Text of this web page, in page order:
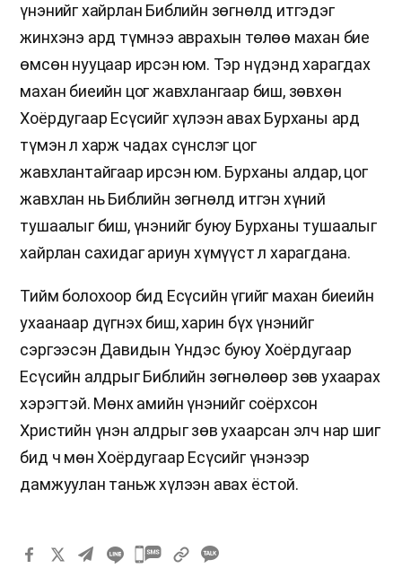
үнэнийг хайрлан Библийн зөгнөлд итгэдэг
жинхэнэ ард түмнээ аврахын төлөө махан бие
өмсөн нууцаар ирсэн юм. Тэр нүдэнд харагдах
махан биеийн цог жавхлангаар биш, зөвхөн
Хоёрдугаар Есүсийг хүлээн авах Бурханы ард
түмэн л харж чадах сүнслэг цог
жавхлантайгаар ирсэн юм. Бурханы алдар, цог
жавхлан нь Библийн зөгнөлд итгэн хүний
тушаалыг биш, үнэнийг буюу Бурханы тушаалыг
хайрлан сахидаг ариун хүмүүст л харагдана.
Тийм болохоор бид Есүсийн үгийг махан биеийн
ухаанаар дүгнэх биш, харин бүх үнэнийг
сэргээсэн Давидын Үндэс буюу Хоёрдугаар
Есүсийн алдрыг Библийн зөгнөлөөр зөв ухаарах
хэрэгтэй. Мөнх амийн үнэнийг соёрхсон
Христийн үнэн алдрыг зөв ухаарсан элч нар шиг
бид ч мөн Хоёрдугаар Есүсийг үнэнээр
дамжуулан таньж хүлээн авах ёстой.
카